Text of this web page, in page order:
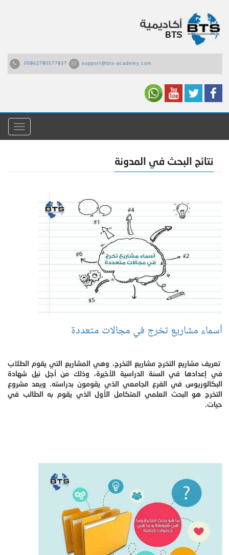
00962790577937 support@bts-academy.com
القائمة
نتائج البحث في المدونة
أسماء مشاريع تخرج في مجالات متعددة
تعريف مشاريع التخرج مشاريع التخرج، وهي المشاريع التي يقوم الطلاب
في إعدادها في السنة الدراسية الأخيرة، وذلك من أجل نيل شهادة
البكالوريوس في الفرع الجامعي الذي يقومون بدراسته. ويعد مشروع
التخرج هو البحث العلمي المتكامل الأول الذي يقوم به الطالب في
حيات.